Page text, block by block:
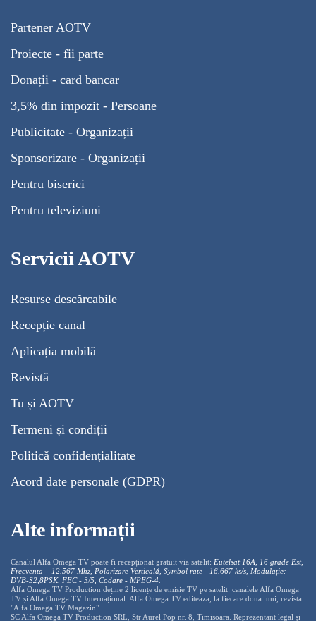
Partener AOTV
Proiecte - fii parte
Donații - card bancar
3,5% din impozit - Persoane
Publicitate - Organizații
Sponsorizare - Organizații
Pentru biserici
Pentru televiziuni
Servicii AOTV
Resurse descărcabile
Recepție canal
Aplicația mobilă
Revistă
Tu și AOTV
Termeni și condiții
Politică confidențialitate
Acord date personale (GDPR)
Alte informații
Canalul Alfa Omega TV poate fi recepționat gratuit via satelit: Eutelsat 16A, 16 grade Est,
Frecventa – 12.567 Mhz, Polarizare Verticală, Symbol rate - 16.667 ks/s, Modulație:
DVB-S2,8PSK, FEC - 3/5, Codare - MPEG-4
Alfa Omega TV Production deține 2 licențe de emisie TV pe satelit: canalele Alfa Omega
TV și Alfa Omega TV Internațional. Alfa Omega TV editeaza, la fiecare doua luni, revista:
"Alfa Omega TV Magazin".
SC Alfa Omega TV Production SRL, Str Aurel Pop nr. 8, Timisoara. Reprezentant legal și